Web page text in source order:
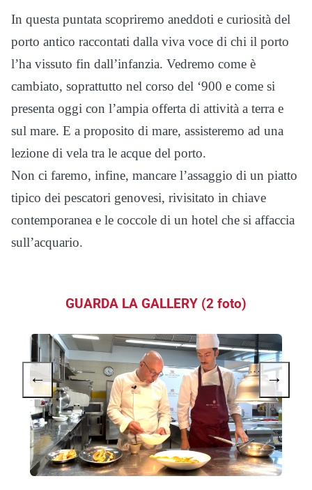
In questa puntata scopriremo aneddoti e curiosità del
porto antico raccontati dalla viva voce di chi il porto
l’ha vissuto fin dall’infanzia. Vedremo come è
cambiato, soprattutto nel corso del ‘900 e come si
presenta oggi con l’ampia offerta di attività a terra e
sul mare. E a proposito di mare, assisteremo ad una
lezione di vela tra le acque del porto.
Non ci faremo, infine, mancare l’assaggio di un piatto
tipico dei pescatori genovesi, rivisitato in chiave
contemporanea e le coccole di un hotel che si affaccia
sull’acquario.
GUARDA LA GALLERY (2 foto)
← →